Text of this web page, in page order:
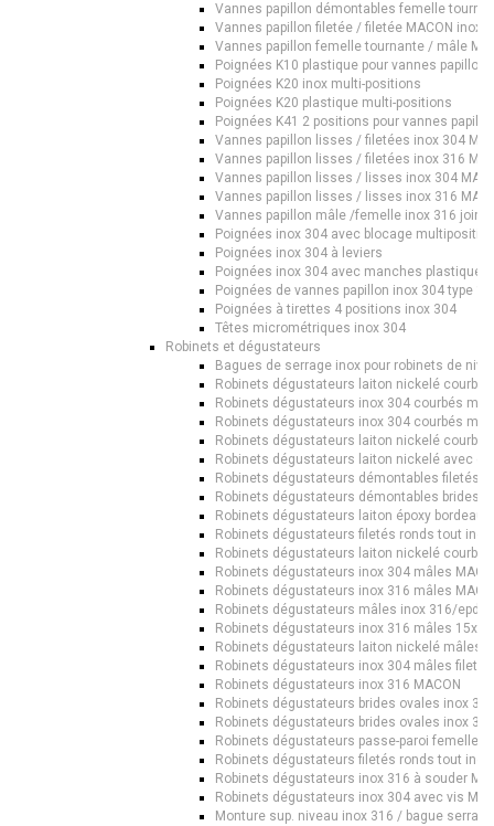
Vannes papillon démontables femelle
Vannes papillon filetée / filetée MACON inox
Vannes papillon femelle tournante / mâle
Poignées K10 plastique pour vannes papillon
Poignées K20 inox multi-positions
Poignées K20 plastique multi-positions
Poignées K41 2 positions pour vannes
Vannes papillon lisses / filetées inox 304
Vannes papillon lisses / filetées inox 316
Vannes papillon lisses / lisses inox 304
Vannes papillon lisses / lisses inox 316
Vannes papillon mâle /femelle inox 316 joint
Poignées inox 304 avec blocage
Poignées inox 304 à leviers
Poignées inox 304 avec manches plastiques
Poignées de vannes papillon inox 304 type 1
Poignées à tirettes 4 positions inox 304
Têtes micrométriques inox 304
Robinets et dégustateurs
Bagues de serrage inox pour robinets de
Robinets dégustateurs laiton nickelé
Robinets dégustateurs inox 304 courbés
Robinets dégustateurs inox 304 courbés
Robinets dégustateurs laiton nickelé
Robinets dégustateurs laiton nickelé avec
Robinets dégustateurs démontables filetés
Robinets dégustateurs démontables brides
Robinets dégustateurs laiton époxy bordeaux
Robinets dégustateurs filetés ronds tout inox
Robinets dégustateurs laiton nickelé
Robinets dégustateurs inox 304 mâles
Robinets dégustateurs inox 316 mâles
Robinets dégustateurs mâles inox 316/epdm
Robinets dégustateurs inox 316 mâles 15x21
Robinets dégustateurs laiton nickelé mâles
Robinets dégustateurs inox 304 mâles
Robinets dégustateurs inox 316 MACON
Robinets dégustateurs brides ovales inox
Robinets dégustateurs brides ovales inox
Robinets dégustateurs passe-paroi femelle
Robinets dégustateurs filetés ronds tout inox
Robinets dégustateurs inox 316 à souder
Robinets dégustateurs inox 304 avec vis M12
Monture sup. niveau inox 316 / bague